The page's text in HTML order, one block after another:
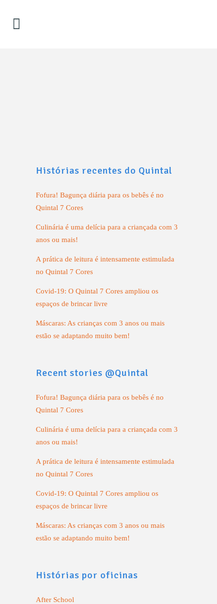
Histórias recentes do Quintal
Fofura! Bagunça diária para os bebês é no
Quintal 7 Cores
Culinária é uma delícia para a criançada com 3
anos ou mais!
A prática de leitura é intensamente estimulada
no Quintal 7 Cores
Covid-19: O Quintal 7 Cores ampliou os
espaços de brincar livre
Máscaras: As crianças com 3 anos ou mais
estão se adaptando muito bem!
Recent stories @Quintal
Fofura! Bagunça diária para os bebês é no
Quintal 7 Cores
Culinária é uma delícia para a criançada com 3
anos ou mais!
A prática de leitura é intensamente estimulada
no Quintal 7 Cores
Covid-19: O Quintal 7 Cores ampliou os
espaços de brincar livre
Máscaras: As crianças com 3 anos ou mais
estão se adaptando muito bem!
Histórias por oficinas
After School